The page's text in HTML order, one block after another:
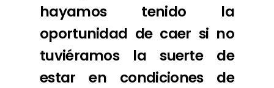
hayamos tenido la
oportunidad de caer si no
tuviéramos la suerte de
estar en condiciones de